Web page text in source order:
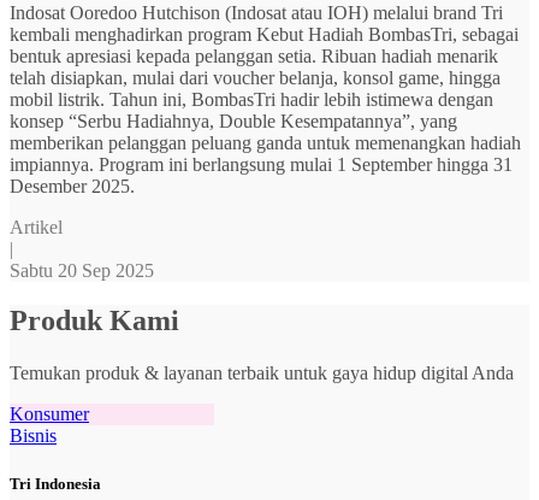
Indosat Ooredoo Hutchison (Indosat atau IOH) melalui brand Tri
kembali menghadirkan program Kebut Hadiah BombasTri, sebagai
bentuk apresiasi kepada pelanggan setia. Ribuan hadiah menarik
telah disiapkan, mulai dari voucher belanja, konsol game, hingga
mobil listrik. Tahun ini, BombasTri hadir lebih istimewa dengan
konsep “Serbu Hadiahnya, Double Kesempatannya”, yang
memberikan pelanggan peluang ganda untuk memenangkan hadiah
impiannya. Program ini berlangsung mulai 1 September hingga 31
Desember 2025.
Artikel
|
Sabtu 20 Sep 2025
Produk Kami
Temukan produk & layanan terbaik untuk gaya hidup digital Anda
Konsumer
Bisnis
Tri Indonesia